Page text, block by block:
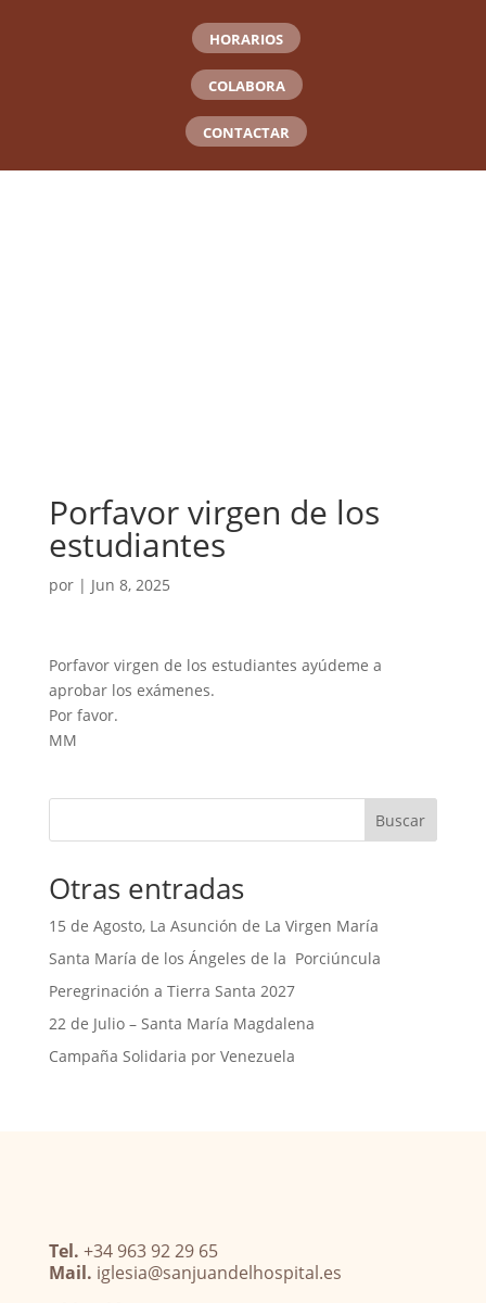
HORARIOS
COLABORA
CONTACTAR
Porfavor virgen de los
estudiantes
por | Jun 8, 2025
Porfavor virgen de los estudiantes ayúdeme a
aprobar los exámenes.
Por favor.
MM
Buscar
Otras entradas
15 de Agosto, La Asunción de La Virgen María
Santa María de los Ángeles de la Porciúncula
Peregrinación a Tierra Santa 2027
22 de Julio – Santa María Magdalena
Campaña Solidaria por Venezuela
Tel. +34 963 92 29 65
Mail. iglesia@sanjuandelhospital.es